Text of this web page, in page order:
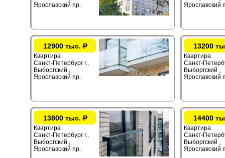
Ярославский пр.
Ярославский
12900 тыс.Р
Квартира
Санкт-Петербург г.,
Выборгский ,
Ярославский пр.
13200
Квартира
Санкт-
Выборгский ,
Ярославский
13800 тыс.Р
Квартира
Санкт-Петербург г.,
Выборгский ,
Ярославский пр.
14400
Квартира
Санкт-
Выборгский ,
Ярославский